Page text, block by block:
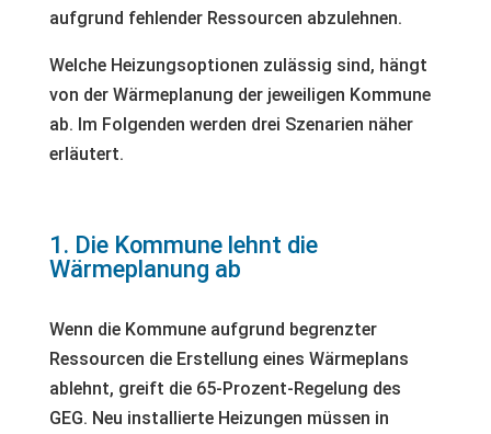
aufgrund fehlender Ressourcen abzulehnen.
Welche Heizungsoptionen zulässig sind, hängt
von der Wärmeplanung der jeweiligen Kommune
ab. Im Folgenden werden drei Szenarien näher
erläutert.
1. Die Kommune lehnt die
Wärmeplanung ab
Wenn die Kommune aufgrund begrenzter
Ressourcen die Erstellung eines Wärmeplans
ablehnt, greift die 65-Prozent-Regelung des
GEG. Neu installierte Heizungen müssen in